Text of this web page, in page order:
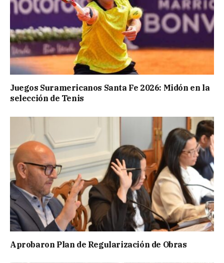
Juegos Suramericanos Santa Fe 2026: Midón en la
selección de Tenis
Aprobaron Plan de Regularización de Obras